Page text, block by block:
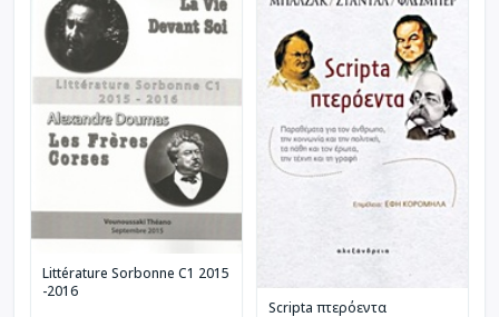
Littérature Sorbonne C1 2015
-2016
Scripta πτερόεντα